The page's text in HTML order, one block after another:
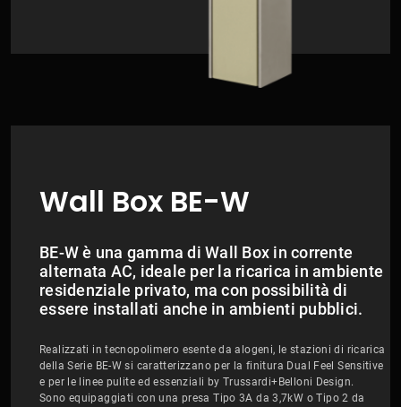
Wall Box BE-W
BE-W è una gamma di Wall Box in corrente
alternata AC, ideale per la ricarica in ambiente
residenziale privato, ma con possibilità di
essere installati anche in ambienti pubblici.
Realizzati in tecnopolimero esente da alogeni, le stazioni di ricarica
della Serie BE-W si caratterizzano per la finitura Dual Feel Sensitive
e per le linee pulite ed essenziali by Trussardi+Belloni Design.
Sono equipaggiati con una presa Tipo 3A da 3,7kW o Tipo 2 da